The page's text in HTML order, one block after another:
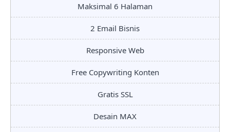
Maksimal 6 Halaman
2 Email Bisnis
Responsive Web
Free Copywriting Konten
Gratis SSL
Desain MAX